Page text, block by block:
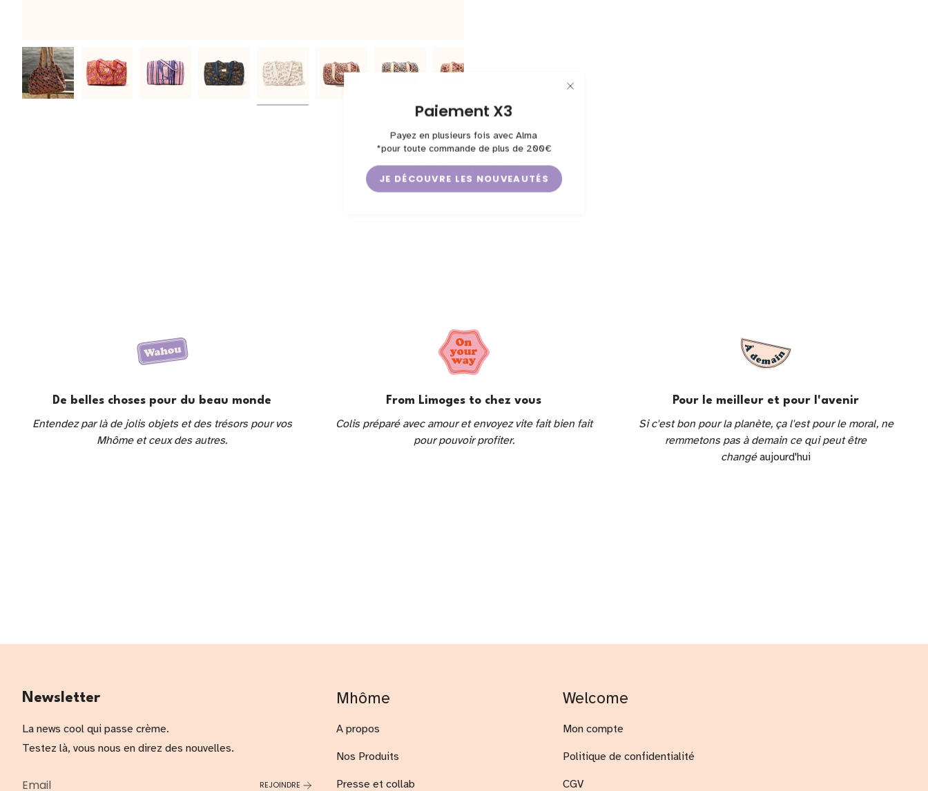
Paiement X3
Payez en plusieurs fois avec Alma
*pour toute commande de plus de 200€
JE DÉCOUVRE LES NOUVEAUTÉS
VOUS AIMEREZ AUSSI
De belles choses pour du beau monde
Entendez par là de jolis objets et des trésors pour vos
Mhôme et ceux des autres.
From Limoges to chez vous
Colis préparé avec amour et envoyez vite fait bien fait
pour pouvoir profiter.
Pour le meilleur et pour l'avenir
Si c'est bon pour la planète, ça l'est pour le moral, ne
remmetons pas à demain ce qui peut être
changéaujourd'hui
Newsletter
La news cool qui passe crème.
Testez là, vous nous en direz des nouvelles.
REJOINDRE
Mhôme
A propos
Nos Produits
Presse et collab
Welcome
Mon compte
Politique de confidentialité
CGV